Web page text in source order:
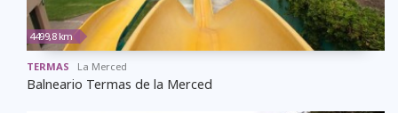
4499,8 km
TERMAS La Merced
Balneario Termas de la Merced